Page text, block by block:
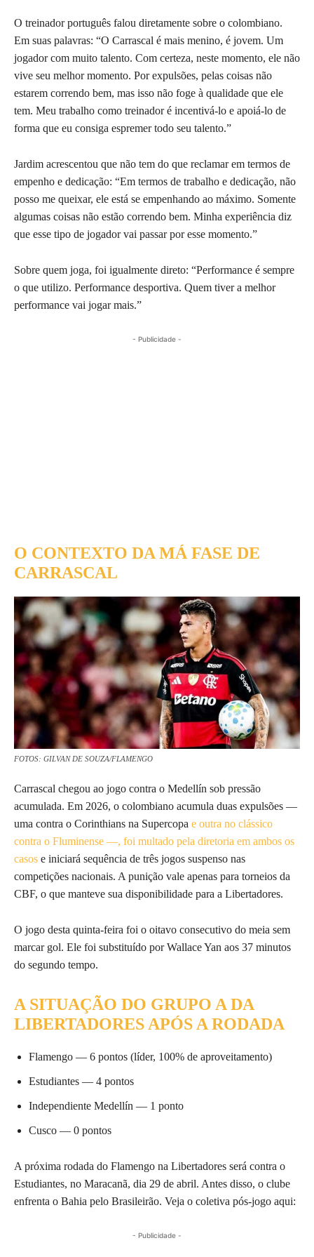
O treinador português falou diretamente sobre o colombiano.
Em suas palavras: “O Carrascal é mais menino, é jovem. Um
jogador com muito talento. Com certeza, neste momento, ele não
vive seu melhor momento. Por expulsões, pelas coisas não
estarem correndo bem, mas isso não foge à qualidade que ele
tem. Meu trabalho como treinador é incentivá-lo e apoiá-lo de
forma que eu consiga espremer todo seu talento.”
Jardim acrescentou que não tem do que reclamar em termos de
empenho e dedicação: “Em termos de trabalho e dedicação, não
posso me queixar, ele está se empenhando ao máximo. Somente
algumas coisas não estão correndo bem. Minha experiência diz
que esse tipo de jogador vai passar por esse momento.”
Sobre quem joga, foi igualmente direto: “Performance é sempre
o que utilizo. Performance desportiva. Quem tiver a melhor
performance vai jogar mais.”
- Publicidade -
O CONTEXTO DA MÁ FASE DE
CARRASCAL
FOTOS: GILVAN DE SOUZA/FLAMENGO
Carrascal chegou ao jogo contra o Medellín sob pressão
acumulada. Em 2026, o colombiano acumula duas expulsões —
uma contra o Corinthians na Supercopa e outra no clássico
contra o Fluminense —, foi multado pela diretoria em ambos os
casos e iniciará sequência de três jogos suspenso nas
competições nacionais. A punição vale apenas para torneios da
CBF, o que manteve sua disponibilidade para a Libertadores.
O jogo desta quinta-feira foi o oitavo consecutivo do meia sem
marcar gol. Ele foi substituído por Wallace Yan aos 37 minutos
do segundo tempo.
A SITUAÇÃO DO GRUPO A DA
LIBERTADORES APÓS A RODADA
Flamengo — 6 pontos (líder, 100% de aproveitamento)
Estudiantes — 4 pontos
Independiente Medellín — 1 ponto
Cusco — 0 pontos
A próxima rodada do Flamengo na Libertadores será contra o
Estudiantes, no Maracanã, dia 29 de abril. Antes disso, o clube
enfrenta o Bahia pelo Brasileirão. Veja o coletiva pós-jogo aqui:
- Publicidade -